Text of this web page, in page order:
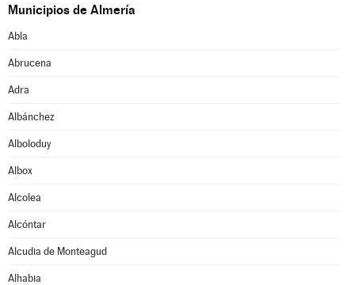
Municipios de Almería
Abla
Abrucena
Adra
Albánchez
Alboloduy
Albox
Alcolea
Alcóntar
Alcudia de Monteagud
Alhabia